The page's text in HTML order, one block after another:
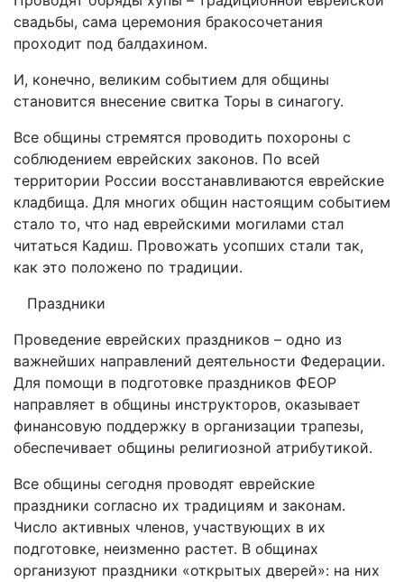
свадьбы, сама церемония бракосочетания
проходит под балдахином.
И, конечно, великим событием для общины
становится внесение свитка Торы в синагогу.
Все общины стремятся проводить похороны с
соблюдением еврейских законов. По всей
территории России восстанавливаются еврейские
кладбища. Для многих общин настоящим событием
стало то, что над еврейскими могилами стал
читаться Кадиш. Провожать усопших стали так,
как это положено по традиции.
Праздники
Проведение еврейских праздников – одно из
важнейших направлений деятельности Федерации.
Для помощи в подготовке праздников ФЕОР
направляет в общины инструкторов, оказывает
финансовую поддержку в организации трапезы,
обеспечивает общины религиозной атрибутикой.
Все общины сегодня проводят еврейские
праздники согласно их традициям и законам.
Число активных членов, участвующих в их
подготовке, неизменно растет. В общинах
организуют праздники «открытых дверей»: на них